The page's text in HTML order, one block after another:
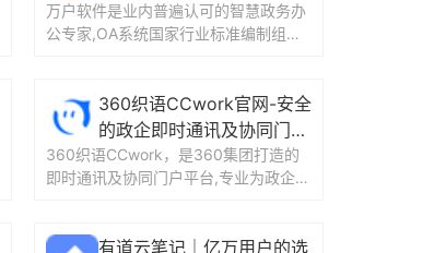
万户软件是业内普遍认可的智慧政务办
公专家,OA系统国家行业标准编制组长
360织语CCwork官网-安全
的政企即时通讯及协同门户
平台
360织语CCwork，是360集团打造的
即时通讯及协同门户平台,专业为政企提
有道云笔记｜亿万用户的选